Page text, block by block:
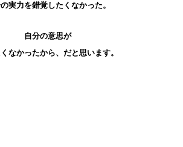
実力を錯覚したくなかった。
自分の意思が
なかったから、だと思います。